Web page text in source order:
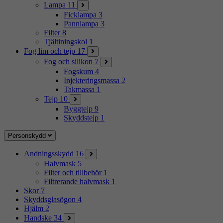
Lampa 11
Ficklampa 3
Pannlampa 3
Filter 8
Tjältiningskol 1
Fog lim och tejp 17
Fog och silikon 7
Fogskum 4
Injekteringsmassa 2
Takmassa 1
Tejp 10
Byggtejp 9
Skyddstejp 1
Personskydd
Andningsskydd 16
Halvmask 5
Filter och tillbehör 1
Filtrerande halvmask 1
Skor 7
Skyddsglasögon 4
Hjälm 2
Handske 34